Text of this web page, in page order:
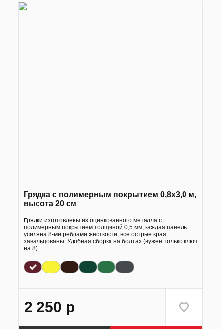
Грядка с полимерным покрытием 0,8х3,0 м,
высота 20 см
Грядки изготовлены из оцинкованного металла с
полимерным покрытием толщиной 0,5 мм, каждая панель
усилена 8-ми ребрами жесткости, все острые края
завальцованы. Удобная сборка на болтах (нужен только ключ
на 8).
2 250 р